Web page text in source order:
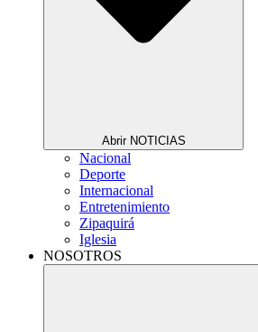
Abrir NOTICIAS
Nacional
Deporte
Internacional
Entretenimiento
Zipaquirá
Iglesia
NOSOTROS